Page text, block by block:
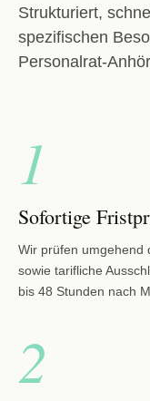
Strukturiert,
spezifischen
Personalrat-
1
Sofortige
Wir prüfen umgehend
sowie tarifliche
bis 48 Stunden nach
2